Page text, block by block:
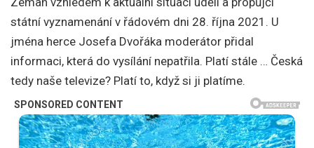
státní vyznamenání v řádovém dni 28. října 2021. U
jména herce Josefa Dvořáka moderátor přidal
informaci, která do vysílání nepatřila. Platí stále … Česká
tedy naše televize? Platí to, když si ji platíme.